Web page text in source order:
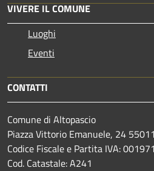
VIVERE IL COMUNE
Luoghi
Eventi
CONTATTI
Comune di Altopascio
Piazza Vittorio Emanuele, 24
Codice Fiscale e Partita IVA:
Cod. Catastale: A241